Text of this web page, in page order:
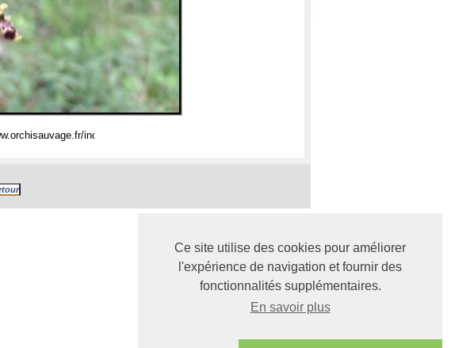
Ce site utilise des cookies pour améliorer
l'expérience de navigation et fournir des
fonctionnalités supplémentaires.
En savoir plus